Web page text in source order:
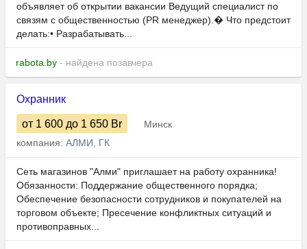
объявляет об открытии вакансии Ведущий специалист по
связям с общественностью (PR менеджер).� Что предстоит
делать:• Разрабатывать...
rabota.by - найдена позавчера
Охранник
от 1 600 до 1 650 Br
Минск
компания: АЛМИ, ГК
Сеть магазинов "Алми" приглашает на работу охранника!
Обязанности: Поддержание общественного порядка;
Обеспечение безопасности сотрудников и покупателей на
торговом объекте; Пресечение конфликтных ситуаций и
противоправных...